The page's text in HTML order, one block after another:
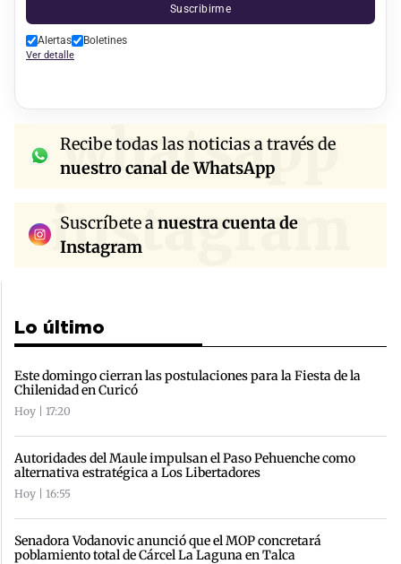
Suscribirme
Alertas Boletines
Ver detalle
whatsapp
Recibe todas las noticias a través de
nuestro canal de WhatsApp
instagram
Suscríbete a nuestra cuenta de
Instagram
Lo último
Este domingo cierran las postulaciones para la Fiesta de la
Chilenidad en Curicó
Hoy | 17:20
Autoridades del Maule impulsan el Paso Pehuenche como
alternativa estratégica a Los Libertadores
Hoy | 16:55
Senadora Vodanovic anunció que el MOP concretará
poblamiento total de Cárcel La Laguna en Talca